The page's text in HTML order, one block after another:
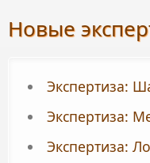
Новые
Экспертиза:
Экспертиза:
Экспертиза: